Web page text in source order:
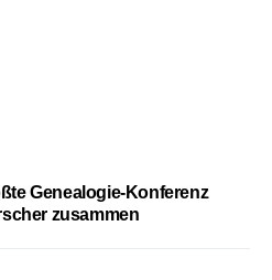
Genealogie-Konferenz
zusammen